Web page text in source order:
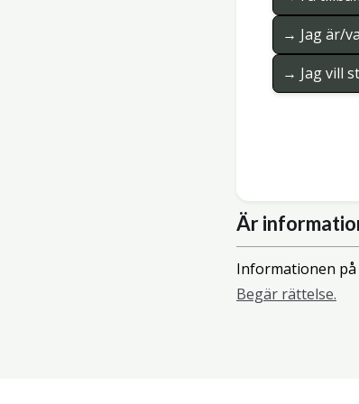
→ Jag är/
→ Jag vill
Är
Informationen på
Begär rättelse.